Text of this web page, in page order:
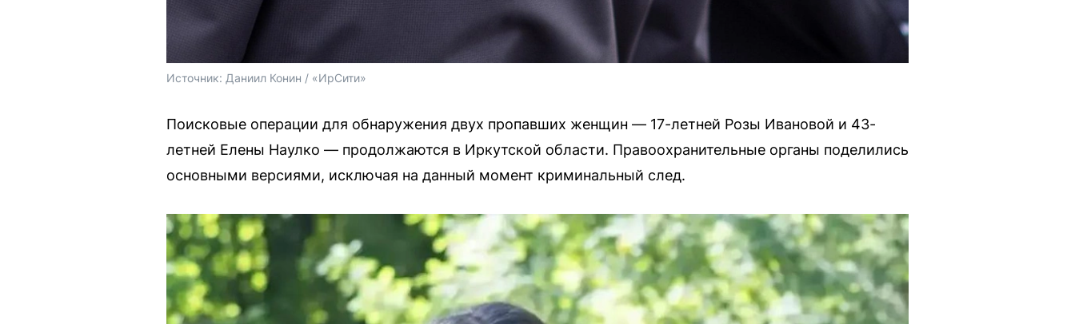
Источник: Даниил Конин / «ИрСити»
Поисковые операции для обнаружения двух пропавших женщин — 17-летней Розы Ивановой и 43-
летней Елены Наулко — продолжаются в Иркутской области. Правоохранительные органы поделились
основными версиями, исключая на данный момент криминальный след.